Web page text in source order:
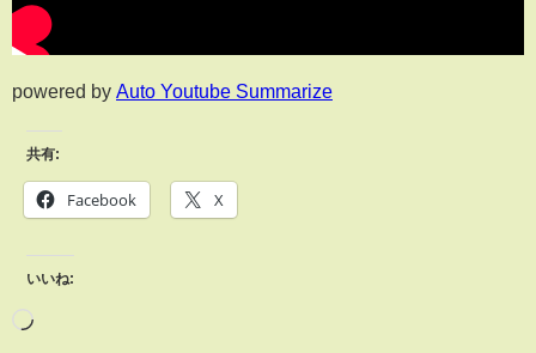
powered by Auto Youtube Summarize
共有:
Facebook X
いいね: